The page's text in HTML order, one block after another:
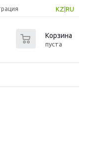
KZ RU
Корзина
пуста